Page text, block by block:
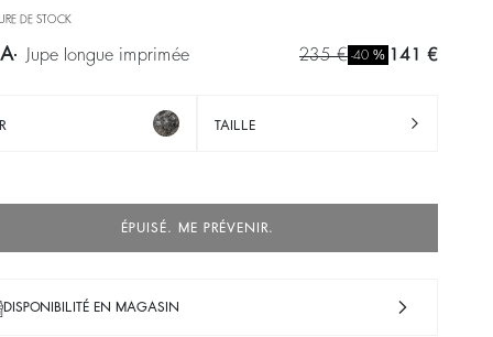
DE STOCK
jupe longue imprimée 235 € -40 % 141 €
TAILLE
ÉPUISÉ. ME PRÉVENIR.
DISPONIBILITÉ EN MAGASIN